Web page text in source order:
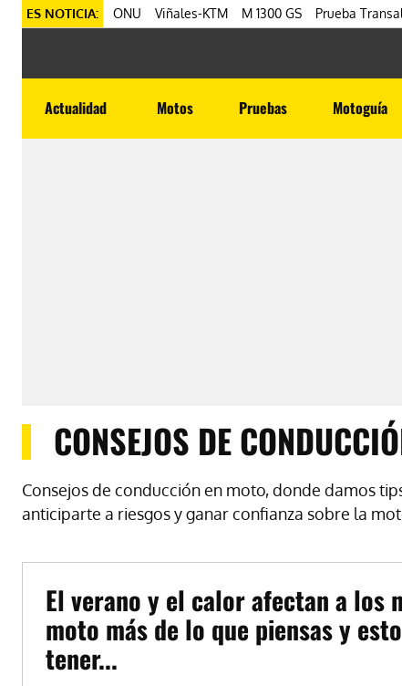
ES NOTICIA: ONU Viñales-KTM M 1300 GS Prueba
Actualidad Motos Pruebas Motoguía
CONSEJOS DE
Consejos de conducción en moto, donde damos
anticiparte a riesgos y ganar confianza sobre la
El verano y el calor afectan a los
moto más de lo que piensas y
tener...